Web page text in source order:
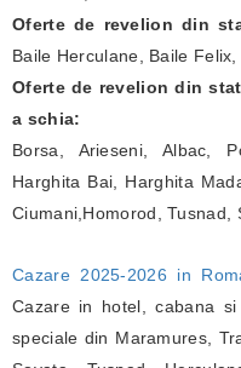
Oferte de revelion din
Baile Herculane, Baile Felix,
Oferte de revelion din
a schia:
Borsa, Arieseni, Albac,
Harghita Bai, Harghita
Ciumani,Homorod, Tusnad,
Cazare 2025-2026 in
Cazare in hotel, cabana
speciale din Maramures,